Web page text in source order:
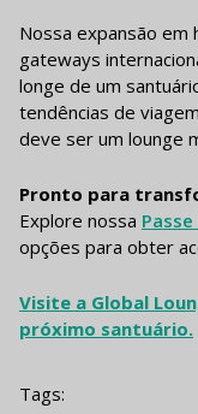
Nossa expansão em
gateways
longe de um
tendências de
deve ser um lounge
Pronto para
Explore nossa
opções para obter
Visite a Global
próximo santuário.
Tags: